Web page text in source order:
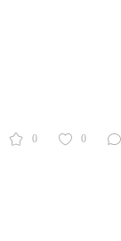
0 0